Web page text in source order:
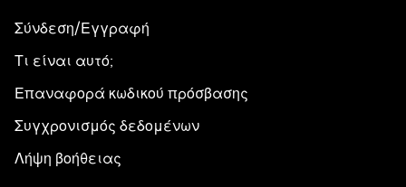
Σύνδεση/Εγγραφή
Τι είναι αυτό;
Επαναφορά κωδικού πρόσβασης
Συγχρονισμός δεδομένων
Λήψη βοήθειας